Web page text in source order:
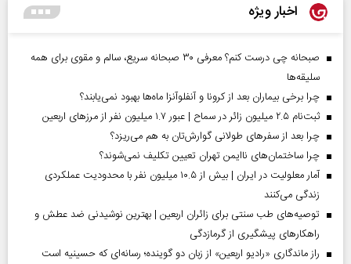
اخبار ویژه
صبحانه چی درست کنم؟ معرفی ۳۰ صبحانه سریع، سالم و مقوی برای همه
سلیقه‌ها
چرا برخی بیماران بعد از کرونا و آنفلوآنزا ماه‌ها بهبود نمی‌یابند؟
ثبت‌نام ۲.۵ میلیون زائر در سماح | عبور ۱.۷ میلیون نفر از مرز‌های اربعین
چرا بعد از سفرهای طولانی گوارش‌تان به هم می‌ریزد؟
چرا ساختمان‌های ناایمن تهران تعیین تکلیف نمی‌شوند؟
آمار معلولیت در ایران | بیش از ۱۰.۵ میلیون نفر با محدودیت عملکردی
زندگی می‌کنند
توصیه‌های طب سنتی برای زائران اربعین | بهترین نوشیدنی ضد عطش و
راهکارهای پیشگیری از گرمازدگی
راز ماندگاری «رادیو اربعین» از زبان دو گوینده؛ رسانه‌ای که حسینیه است